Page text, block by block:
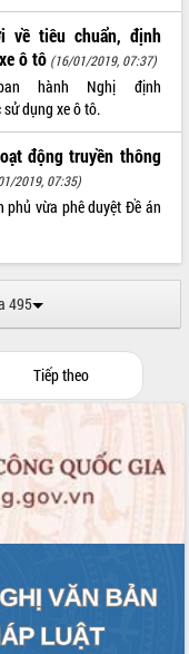
về tiêu chuẩn, định
ô tô (16/01/2019, 07:37)
hành Nghị định
dụng xe ô tô.
động truyền thông
2019, 07:35)
phủ vừa phê duyệt Đề án
495
Tiếp theo